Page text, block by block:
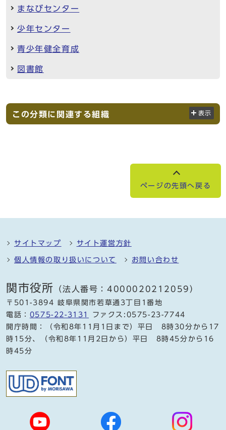
まなびセンター
少年センター
青少年健全育成
図書館
この分類に関連する組織 表示
ページの先頭へ戻る
サイトマップ サイト運営方針
個人情報の取り扱いについて お問い合わせ
関市役所 （法人番号：4000020212059）
〒501-3894 岐阜県関市若草通3丁目1番地
電話： 0575-22-3131
ファクス:0575-23-7744
開庁時間：（令和8年11月1日まで）平日 8時30分から17
時15分、（令和8年11月2日から）平日 8時45分から16
時45分